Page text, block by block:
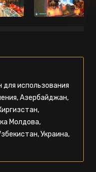
использования
Азербайджан,
Молдова,
Украина,